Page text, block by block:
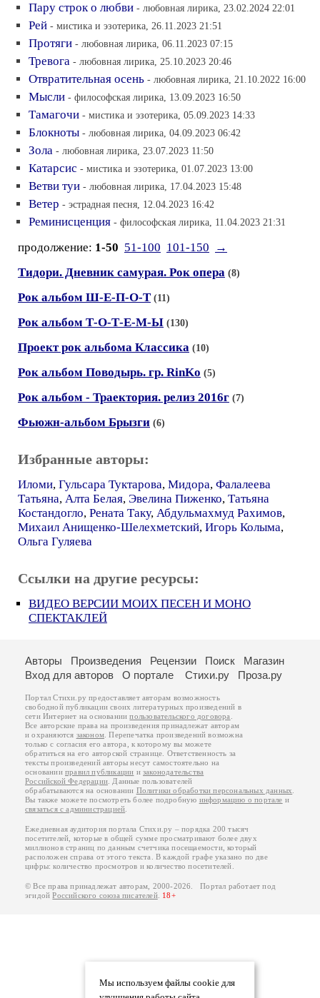
Пару строк о любви - любовная лирика, 23.02.2024 22:01
Рей - мистика и эзотерика, 26.11.2023 21:51
Протяги - любовная лирика, 06.11.2023 07:15
Тревога - любовная лирика, 25.10.2023 20:46
Отвратительная осень - любовная лирика, 21.10.2022 16:00
Мысли - философская лирика, 13.09.2023 16:50
Тамагочи - мистика и эзотерика, 05.09.2023 14:33
Блокноты - любовная лирика, 04.09.2023 06:42
Зола - любовная лирика, 23.07.2023 11:50
Катарсис - мистика и эзотерика, 01.07.2023 13:00
Ветви туи - любовная лирика, 17.04.2023 15:48
Ветер - эстрадная песня, 12.04.2023 16:42
Реминисценция - философская лирика, 11.04.2023 21:31
продолжение: 1-50 51-100 101-150
→
Тидори. Дневник самурая. Рок опера (8)
Рок альбом Ш-Е-П-О-Т (11)
Рок альбом Т-О-Т-Е-М-Ы (130)
Проект рок альбома Классика (10)
Рок альбом Поводырь. гр. RinKo (5)
Рок альбом - Траектория. релиз 2016г (7)
Фьюжн-альбом Брызги (6)
Избранные авторы:
Иломи, Гульсара Туктарова, Мидора, Фалалеева
Татьяна, Алта Белая, Эвелина Пиженко, Татьяна
Костандогло, Рената Таку, Абдульмахмуд Рахимов,
Михаил Анищенко-Шелехметский, Игорь Колыма,
Ольга Гуляева
Ссылки на другие ресурсы:
ВИДЕО ВЕРСИИ МОИХ ПЕСЕН И МОНО
СПЕКТАКЛЕЙ
Мы используем файлы cookie для
Авторы Произведения Рецензии Поиск
Магазин
Вход для авторов
О портале Стихи.ру Проза.ру
Портал Стихи.ру предоставляет авторам возможность
свободной публикации своих литературных произведений в
сети Интернет на основаниипользовательского договора
Все авторские права на произведения принадлежат авторам
и охраняются законом . Перепечатка произведений возможна
только с согласия его автора, к которому вы можете
обратиться на его авторской странице. Ответственность за
тексты произведений авторы несут самостоятельно на
основанииправил публикации изаконодательства
Российской Федерации . Данные пользователей
обрабатываются на основании Политики обработки персональных данных
Вы также можете посмотреть более подробную информацию о портале и
связаться с администрацией
Ежедневная аудитория портала Стихи.ру – порядка 200 тысяч
посетителей, которые в общей сумме просматривают более двух
миллионов страниц по данным счетчика посещаемости, который
расположен справа от этого текста. В каждой графе указано по две
цифры: количество просмотров и количество посетителей.
© Все права принадлежат авторам, 2000-2026. Портал работает под
эгидойРоссийского союза писателей. 18+